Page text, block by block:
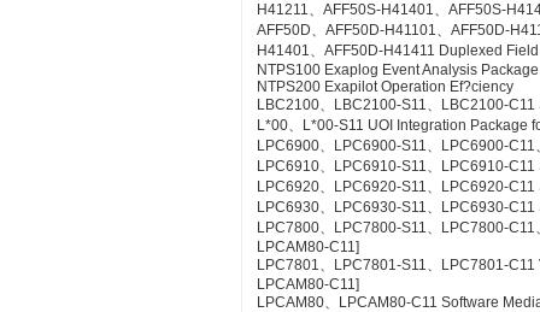
H41211、AFF50S-H41401、AFF50S-
AFF50D、AFF50D-H41101、AFF50D-
H41401、AFF50D-H41411 Duplexed
NTPS100 Exaplog Event Analysis Package
NTPS200 Exapilot Operation Ef?ciency
LBC2100、LBC2100-S11、LBC2100-
L*00、L*00-S11 UOI Integration Package
LPC6900、LPC6900-S11、LPC6900-
LPC6910、LPC6910-S11、LPC6910-
LPC6920、LPC6920-S11、LPC6920-
LPC6930、LPC6930-S11、LPC6930-
LPC7800、LPC7800-S11、LPC7800-
LPCAM80-C11]
LPC7801、LPC7801-S11、LPC7801-
LPCAM80-C11]
LPCAM80、LPCAM80-C11 Software